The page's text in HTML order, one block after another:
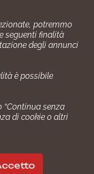
s.r.l.
73140386/89/I
SNR
marketing
potremmo
seguenti finalità
degli annunci
è possibile
“Continua senza
di cookie o altri